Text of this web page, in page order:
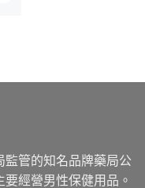
管的知名品牌藥局公
經營男性保健用品。